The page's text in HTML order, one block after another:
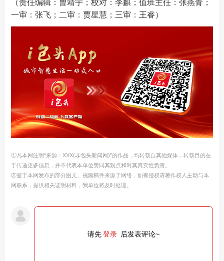
（责任编辑：曹靖宇；校对：李麒；值班主任：张燕青；
一审：张飞；二审：贾星慧；三审：王睿）
①凡本网注明“来源：XXX(非包头新闻网)”的作品，均转载自其他媒体，转载目的在
于传递更多信息，并不代表本单位赞同其观点和对其真实性负责。
②鉴于本网发布的部分图文、视频稿件来源于网络，如有侵权请著作权人主动与本
网联系，提供相关证明材料，我单位将及时处理。
请先登录 后发表评论~